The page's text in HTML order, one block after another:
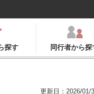
探す 同行者から探
更新日：2026/01/